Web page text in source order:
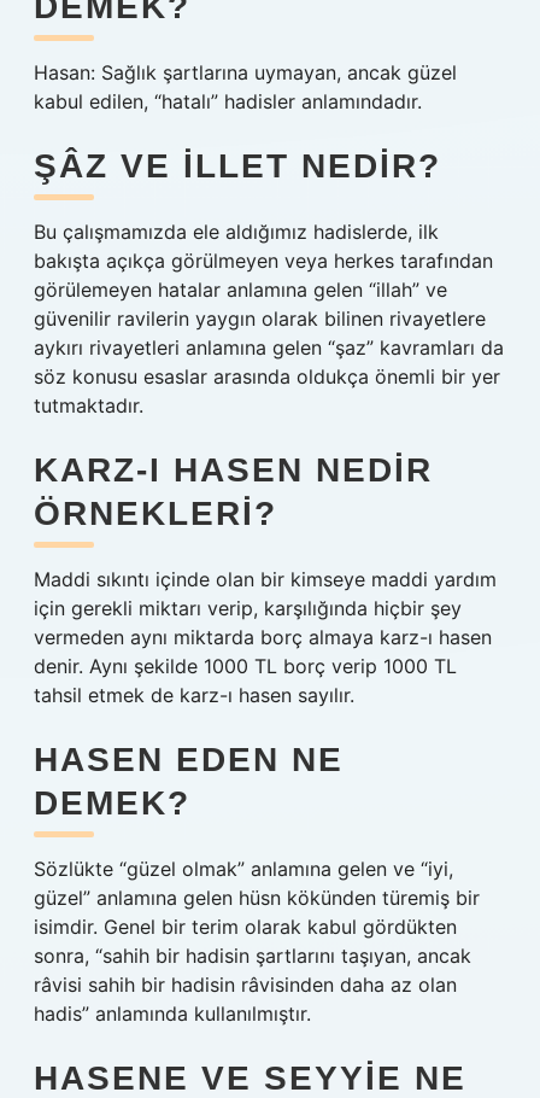
Hasan: Sağlık şartlarına uymayan, ancak güzel
kabul edilen, “hatalı” hadisler anlamındadır.
ŞÂZ VE ILLET NEDIR?
Bu çalışmamızda ele aldığımız hadislerde, ilk
bakışta açıkça görülmeyen veya herkes tarafından
görülemeyen hatalar anlamına gelen “illah” ve
güvenilir ravilerin yaygın olarak bilinen rivayetlere
aykırı rivayetleri anlamına gelen “şaz” kavramları da
söz konusu esaslar arasında oldukça önemli bir yer
tutmaktadır.
KARZ-I HASEN NEDIR
ÖRNEKLERI?
Maddi sıkıntı içinde olan bir kimseye maddi yardım
için gerekli miktarı verip, karşılığında hiçbir şey
vermeden aynı miktarda borç almaya karz-ı hasen
denir. Aynı şekilde 1000 TL borç verip 1000 TL
tahsil etmek de karz-ı hasen sayılır.
HASEN EDEN NE
DEMEK?
Sözlükte “güzel olmak” anlamına gelen ve “iyi,
güzel” anlamına gelen hüsn kökünden türemiş bir
isimdir. Genel bir terim olarak kabul gördükten
sonra, “sahih bir hadisin şartlarını taşıyan, ancak
râvisi sahih bir hadisin râvisinden daha az olan
hadis” anlamında kullanılmıştır.
HASENE VE SEYYIE NE